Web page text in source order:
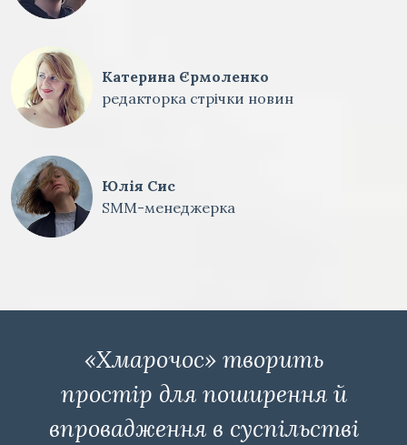
Катерина Єрмоленко
редакторка стрічки новин
Юлія Сис
SMM-менеджерка
«Хмарочос» творить
простір для поширення й
впровадження в суспільстві